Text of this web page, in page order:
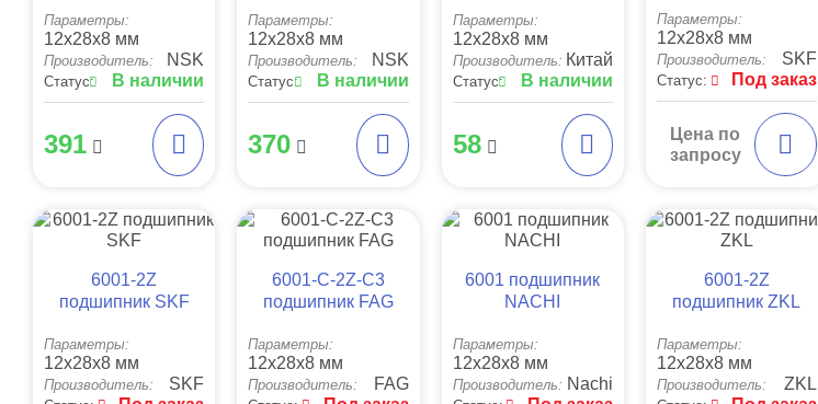
Параметры:
12x28x8 мм
Производитель: NSK
Статус: В наличии
391
Параметры:
12x28x8 мм
Производитель: NSK
Статус: В наличии
370
Параметры:
12x28x8 мм
Производитель: Китай
Статус: В наличии
58
Параметры:
12x28x8 мм
Производитель: SKF
Статус: Под заказ
Цена по
запросу
6001-2Z
подшипник SKF
Параметры:
12x28x8 мм
Производитель: SKF
6001-С-2Z-C3
подшипник FAG
Параметры:
12x28x8 мм
Производитель: FAG
6001 подшипник
NACHI
Параметры:
12x28x8 мм
Производитель: Nachi
6001-2Z
подшипник ZKL
Параметры:
12x28x8 мм
Производитель: ZKL